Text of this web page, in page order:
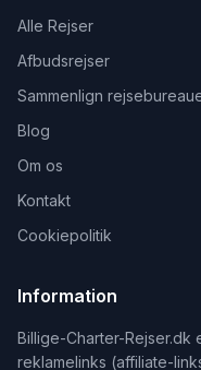
Alle Rejser
Afbudsrejser
Sammenlign
Blog
Om os
Kontakt
Cookiepolitik
Information
Billige-Charter-Rejser.dk
reklamelinks (affiliate-